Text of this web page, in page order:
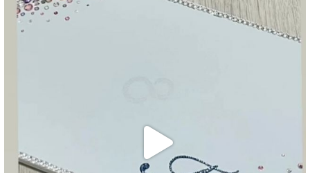
decojewelrymahalo
10月 16